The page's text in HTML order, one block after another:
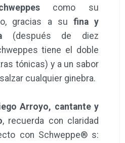
como su
gracias a su fina y
(después de diez
tiene el doble
tónicas) y a un sabor
cualquier ginebra.
Arroyo, cantante y
, recuerda con claridad
con Schweppe® s: